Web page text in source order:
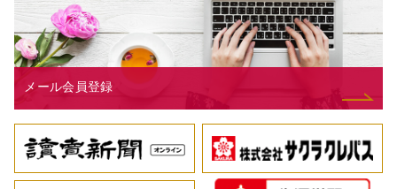
メール会員登録